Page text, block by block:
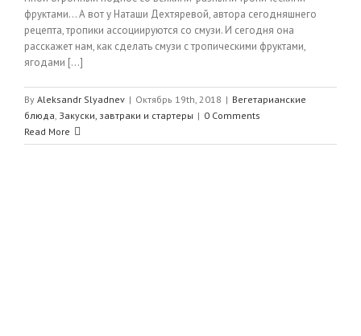
фруктами… А вот у Наташи Дехтяревой, автора сегодняшнего
рецепта, тропики ассоциируются со смузи. И сегодня она
расскажет нам, как сделать смузи с тропическими фруктами,
ягодами [...]
By Aleksandr Slyadnev | Октябрь 19th, 2018 | Вегетарианские
блюда, Закуски, завтраки и стартеры | 0 Comments
Read More